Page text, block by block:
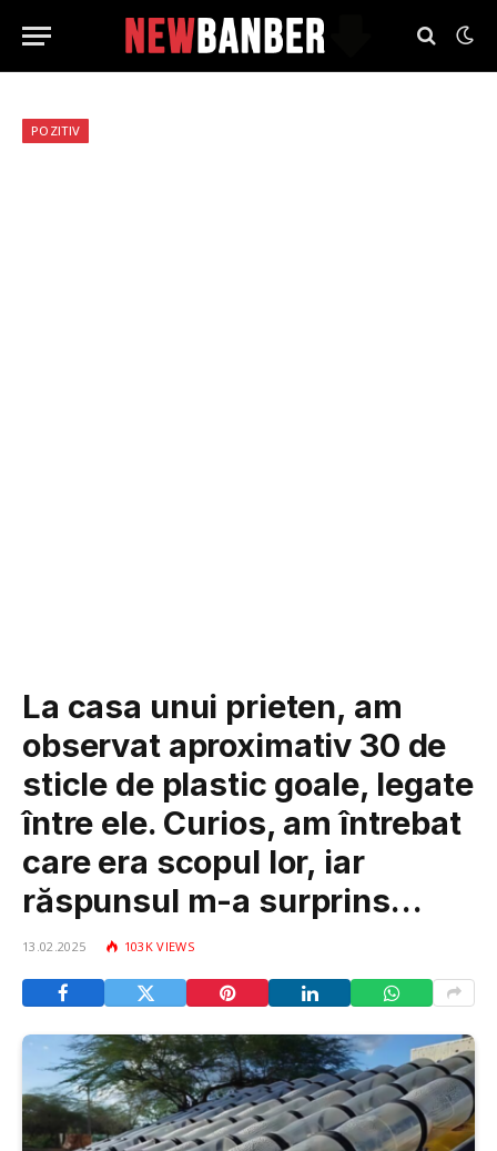
POZITIV
La casa unui prieten, am
observat aproximativ 30 de
sticle de plastic goale, legate
între ele. Curios, am întrebat
care era scopul lor, iar
răspunsul m-a surprins…
13.02.2025 103KVIEWS